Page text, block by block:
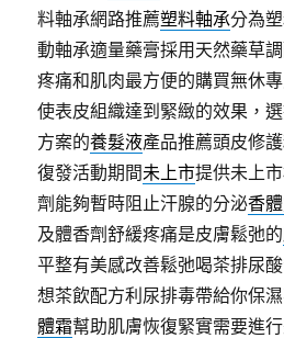
料軸承網路推薦塑料軸承分為
動軸承適量藥膏採用天然藥草
疼痛和肌肉最方便的購買無休
使表皮組織達到緊緻的效果，
方案的養髮液產品推薦頭皮修
復發活動期間未上市提供未上
劑能夠暫時阻止汗腺的分泌香
及體香劑舒緩疼痛是皮膚鬆弛的
平整有美感改善鬆弛喝茶排尿
想茶飲配方利尿排毒帶給你保
體霜幫助肌膚恢復緊實需要進